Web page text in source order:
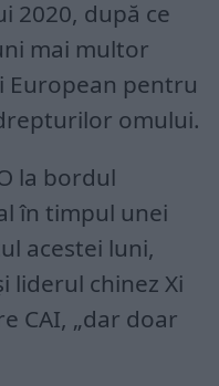
2020, după ce
mai multor
European pentru
omului.
la bordul
în timpul unei
acestei luni,
liderul chinez Xi
CAI, „dar doar